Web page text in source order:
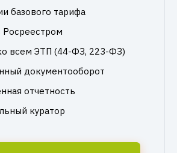
базового тарифа
Росреестром
всем ЭТП (44-ФЗ, 223-ФЗ)
документооборот
отчетность
куратор